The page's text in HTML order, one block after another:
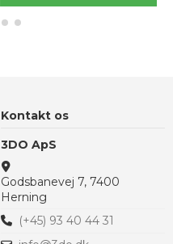
Kontakt os
3DO ApS
Godsbanevej 7, 7400
Herning
(+45) 93 40 44 31